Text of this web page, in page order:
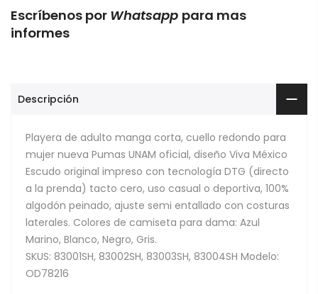
Escríbenos por Whatsapp para mas
informes
Descripción
Playera de adulto manga corta, cuello redondo para
mujer nueva Pumas UNAM oficial, diseño Viva México
Escudo original impreso con tecnología DTG (directo
a la prenda) tacto cero, uso casual o deportiva, 100%
algodón peinado, ajuste semi entallado con costuras
laterales. Colores de camiseta para dama: Azul
Marino, Blanco, Negro, Gris.
SKUS: 83001SH, 83002SH, 83003SH, 83004SH Modelo:
OD78216